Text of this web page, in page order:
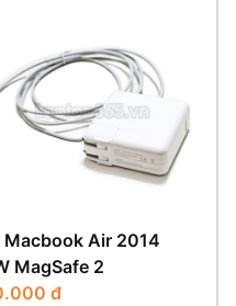
Macbook Air 2014
MagSafe 2
đ